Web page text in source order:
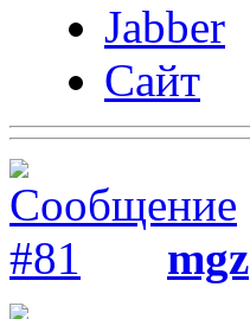
Jabber
Сайт
mgz